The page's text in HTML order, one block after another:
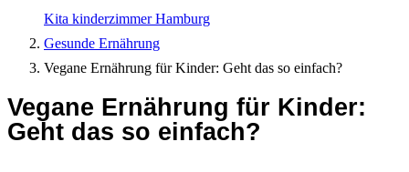
Kita kinderzimmer Hamburg
Gesunde Ernährung
Vegane Ernährung für Kinder: Geht das so einfach?
Vegane Ernährung für Kinder:
Geht das so einfach?